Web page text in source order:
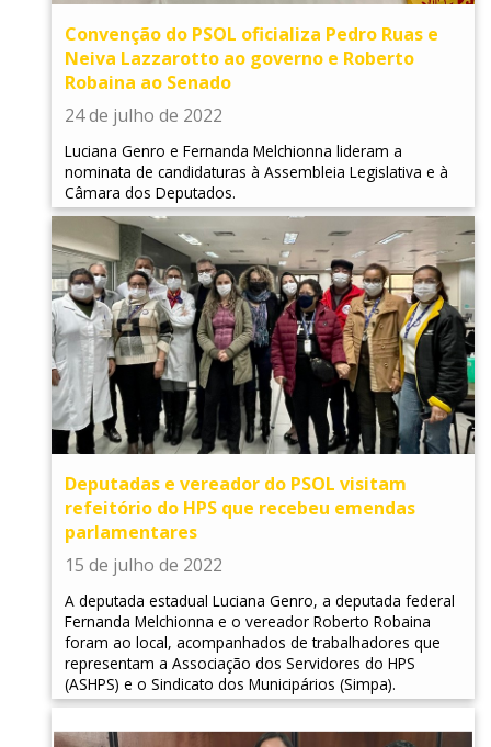
Convenção do PSOL oficializa Pedro Ruas e
Neiva Lazzarotto ao governo e Roberto
Robaina ao Senado
24 de julho de 2022
Luciana Genro e Fernanda Melchionna lideram a
nominata de candidaturas à Assembleia Legislativa e à
Câmara dos Deputados.
Deputadas e vereador do PSOL visitam
refeitório do HPS que recebeu emendas
parlamentares
15 de julho de 2022
A deputada estadual Luciana Genro, a deputada federal
Fernanda Melchionna e o vereador Roberto Robaina
foram ao local, acompanhados de trabalhadores que
representam a Associação dos Servidores do HPS
(ASHPS) e o Sindicato dos Municipários (Simpa).